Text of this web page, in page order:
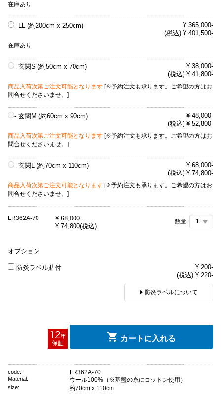
在庫あり
- LL (約200cm x 250cm)
¥ 365,000-
(税込) ¥ 401,500-
在庫あり
- 玄関S (約50cm x 70cm)
¥ 38,000-
(税込) ¥ 41,800-
商品入荷次第ご注文可能となります [※予約注文も承ります。ご希望の方はお
問合せくださいませ。]
- 玄関M (約60cm x 90cm)
¥ 48,000-
(税込) ¥ 52,800-
商品入荷次第ご注文可能となります [※予約注文も承ります。ご希望の方はお
問合せくださいませ。]
- 玄関L (約70cm x 110cm)
¥ 68,000-
(税込) ¥ 74,800-
商品入荷次第ご注文可能となります [※予約注文も承ります。ご希望の方はお
問合せくださいませ。]
LR362A-70 ¥ 68,000
¥ 74,800(税込)
数量:
オプション
防炎ラベル貼付
¥ 200-
(税込) ¥ 220-
防炎ラベルについて
カートに入れる
code: LR362A-70
Material: ウール100%（※基盤の糸にコットン使用）
size: 約70cm x 110cm